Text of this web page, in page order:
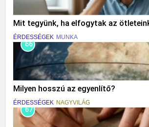
Mit tegyünk, ha elfogytak az
ÉRDESSÉGEK MUNKA
66
Milyen hosszú az egyenlítő?
ÉRDESSÉGEK NAGYVILÁG
67